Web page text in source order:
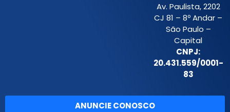
Av. Paulista, 2202
CJ 81 – 8º Andar –
São Paulo –
Capital
CNPJ:
20.431.559/0001-
83
ANUNCIE CONOSCO